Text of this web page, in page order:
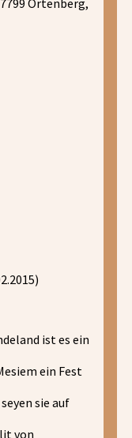
ist es ein
ein Fest
sie auf
von